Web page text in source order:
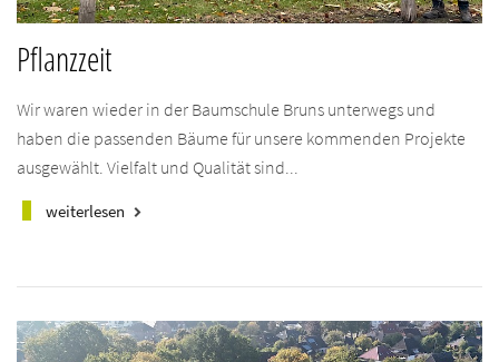
Pflanzzeit
Wir waren wieder in der Baumschule Bruns unterwegs und
haben die passenden Bäume für unsere kommenden Projekte
ausgewählt. Vielfalt und Qualität sind...
weiterlesen keyboard_arrow_right